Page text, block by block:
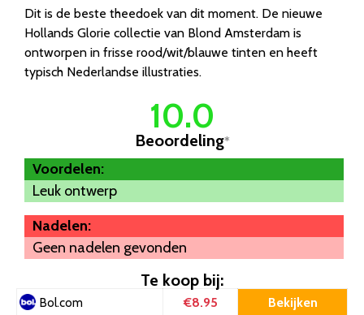
Dit is de beste theedoek van dit moment. De nieuwe
Hollands Glorie collectie van Blond Amsterdam is
ontworpen in frisse rood/wit/blauwe tinten en heeft
typisch Nederlandse illustraties.
10.0
Beoordeling*
Voordelen:
Leuk ontwerp
Nadelen:
Geen nadelen gevonden
Te koop bij:
Bol.com €8.95 Bekijken